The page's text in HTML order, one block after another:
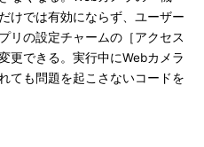
けでは有効にならず、ユーザー
リの設定チャームの［アクセス
更できる。実行中にWebカメラ
ても問題を起こさないコードを